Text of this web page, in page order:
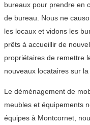
bureaux pour prendre en
de bureau. Nous ne
les locaux et vidons les
prêts à accueillir de
propriétaires de remettre
nouveaux locataires sur
Le déménagement de
meubles et équipements
équipes à Montcornet,